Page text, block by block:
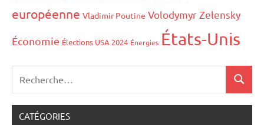
européenne Vladimir Poutine Volodymyr Zelensky
Économie Élections USA 2024 Énergies États-Unis
CATÉGORIES